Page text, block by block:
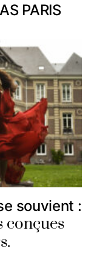
PARIS
souvient :
conçues